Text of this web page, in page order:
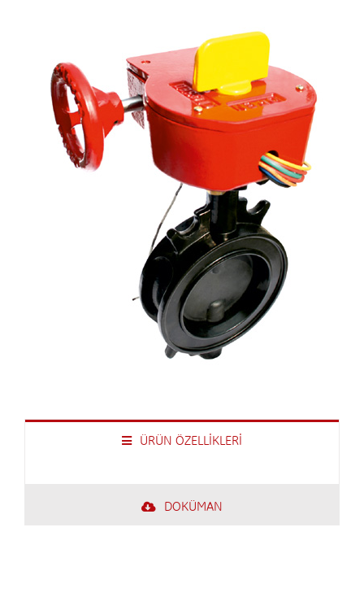
ÜRÜN ÖZELLİKLERİ
DOKÜMAN